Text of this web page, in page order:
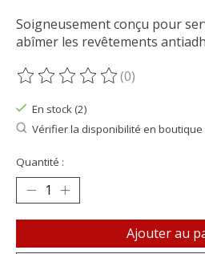
Soigneusement conçu pour
abîmer les revêtements
Ce produit est évalué à
(0)
En stock (2)
Vérifier la disponibilité en boutique
Quantité :
Ajouter au